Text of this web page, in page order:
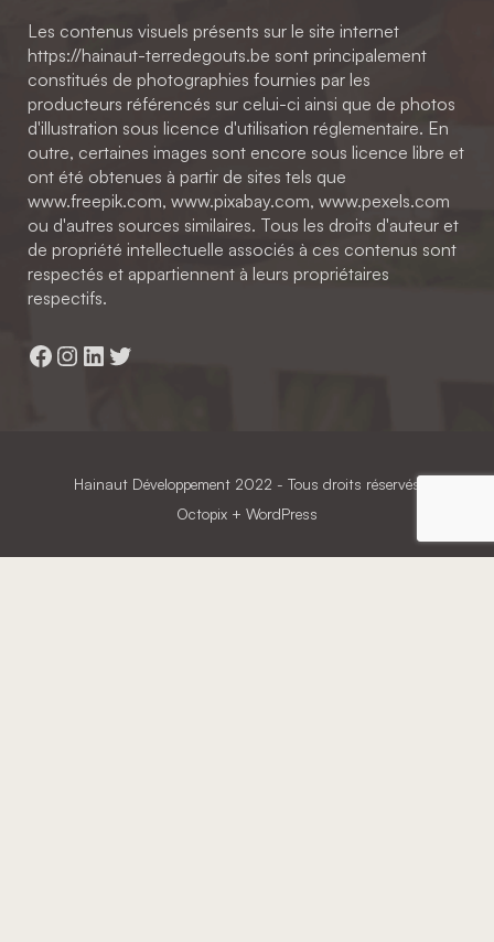
Les contenus visuels présents sur le site internet
https://hainaut-terredegouts.be sont principalement
constitués de photographies fournies par les
producteurs référencés sur celui-ci ainsi que de photos
d'illustration sous licence d'utilisation réglementaire. En
outre, certaines images sont encore sous licence libre et
ont été obtenues à partir de sites tels que
www.freepik.com, www.pixabay.com, www.pexels.com
ou d'autres sources similaires. Tous les droits d'auteur et
de propriété intellectuelle associés à ces contenus sont
respectés et appartiennent à leurs propriétaires
respectifs.
Facebook
Instagram
LinkedIn
Twitter
Hainaut Développement 2022 - Tous droits réservés
Octopix + WordPress